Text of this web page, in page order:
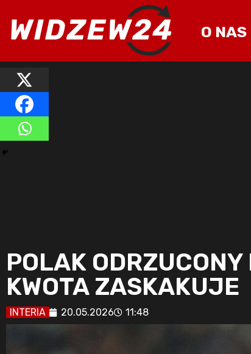
O NAS
POLAK
KWOTA ZASKAKUJE
INTERIA 20.05.2026 11:48